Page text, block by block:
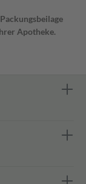
Apotheke.